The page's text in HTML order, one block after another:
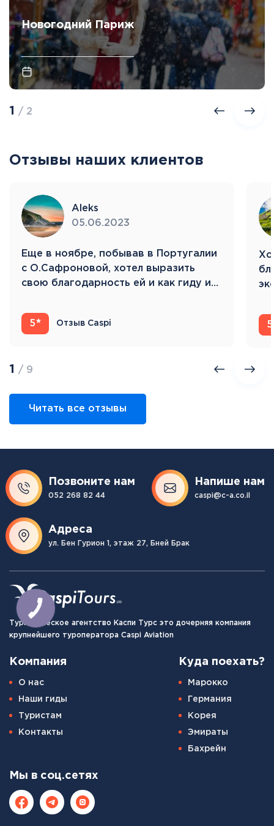
Новогодний Париж
1 / 2
Отзывы наших клиентов
Aleks
05.06.2023
Eще в ноябре, побывав в Португалии
с О.Сафроновой, хотел выразить
свою благодарность ей и как гиду и…
5 Отзыв Caspi 5
1 / 9
Читать все отзывы
Позвоните нам
052 268 82 44
Напише нам
caspi@c-a.co.il
Адреса
ул. Бен Гурион 1, этаж 27, Бней Брак
Туристическое агентство Каспи Турс это дочерняя компания
крупнейшего туроператора Caspi Aviation
Компания
О нас
Наши гиды
Туристам
Контакты
Куда поехать?
Марокко
Германия
Корея
Эмираты
Бахрейн
Мы в соц.сетях